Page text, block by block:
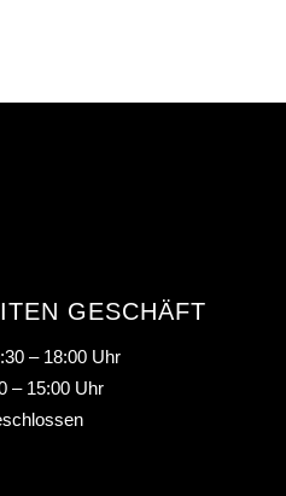
GESCHÄFT
– 18:00 Uhr
– 15:00 Uhr